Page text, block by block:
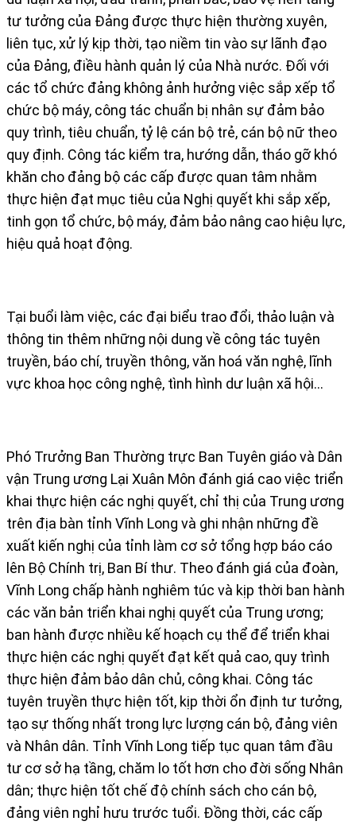
tư tưởng của Đảng được thực hiện thường xuyên,
liên tục, xử lý kịp thời, tạo niềm tin vào sự lãnh đạo
của Đảng, điều hành quản lý của Nhà nước. Đối với
các tổ chức đảng không ảnh hưởng việc sắp xếp tổ
chức bộ máy, công tác chuẩn bị nhân sự đảm bảo
quy trình, tiêu chuẩn, tỷ lệ cán bộ trẻ, cán bộ nữ theo
quy định. Công tác kiểm tra, hướng dẫn, tháo gỡ khó
khăn cho đảng bộ các cấp được quan tâm nhằm
thực hiện đạt mục tiêu của Nghị quyết khi sắp xếp,
tinh gọn tổ chức, bộ máy, đảm bảo nâng cao hiệu lực,
hiệu quả hoạt động.
Tại buổi làm việc, các đại biểu trao đổi, thảo luận và
thông tin thêm những nội dung về công tác tuyên
truyền, báo chí, truyền thông, văn hoá văn nghệ, lĩnh
vực khoa học công nghệ, tình hình dư luận xã hội...
Phó Trưởng Ban Thường trực Ban Tuyên giáo và Dân
vận Trung ương Lại Xuân Môn đánh giá cao việc triển
khai thực hiện các nghị quyết, chỉ thị của Trung ương
trên địa bàn tỉnh Vĩnh Long và ghi nhận những đề
xuất kiến nghị của tỉnh làm cơ sở tổng hợp báo cáo
lên Bộ Chính trị, Ban Bí thư. Theo đánh giá của đoàn,
Vĩnh Long chấp hành nghiêm túc và kịp thời ban hành
các văn bản triển khai nghị quyết của Trung ương;
ban hành được nhiều kế hoạch cụ thể để triển khai
thực hiện các nghị quyết đạt kết quả cao, quy trình
thực hiện đảm bảo dân chủ, công khai. Công tác
tuyên truyền thực hiện tốt, kịp thời ổn định tư tưởng,
tạo sự thống nhất trong lực lượng cán bộ, đảng viên
và Nhân dân. Tỉnh Vĩnh Long tiếp tục quan tâm đầu
tư cơ sở hạ tầng, chăm lo tốt hơn cho đời sống Nhân
dân; thực hiện tốt chế độ chính sách cho cán bộ,
đảng viên nghỉ hưu trước tuổi. Đồng thời, các cấp